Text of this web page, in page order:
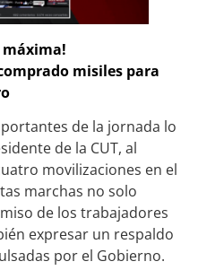
máxima!
misiles para
de la jornada lo
de la CUT, al
movilizaciones en el
marchas no solo
de los trabajadores
expresar un respaldo
por el Gobierno.